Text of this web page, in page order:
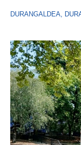
DURANGALDEA,